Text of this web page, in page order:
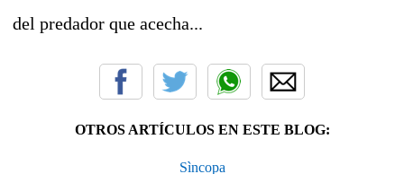
del predador que acecha...
OTROS ARTÍCULOS EN ESTE BLOG:
Sìncopa